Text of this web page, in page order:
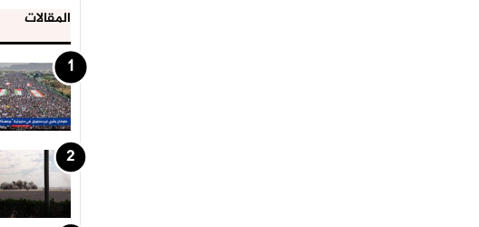
المقالات